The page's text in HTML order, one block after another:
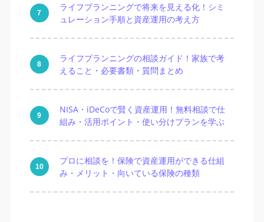
ライフプランニングで将来を見える化！シミ
ュレーション手順と資産運用の考え方
ライフプランニングの相談ガイド！家族で考
えること・必要書類・質問まとめ
NISA・iDeCoで賢く資産運用！無料相談で仕
組み・活用ポイント・使い分けプランを学ぶ
プロに相談を！保険で資産運用ができる仕組
み・メリット・向いている保険の種類